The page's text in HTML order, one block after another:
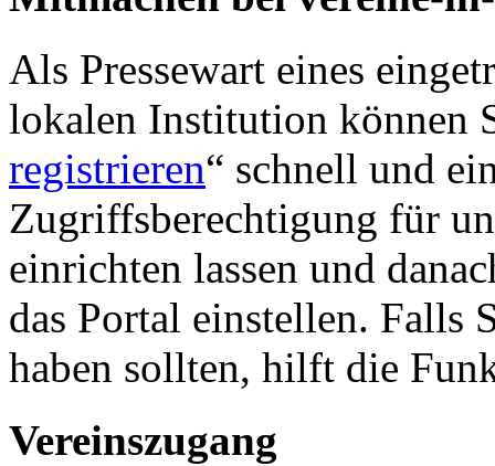
Als Pressewart eines
lokalen Institution können
registrieren“ schnell und
Zugriffsberechtigung für
einrichten lassen und
das Portal einstellen. Falls
haben sollten, hilft die
Vereinszugang